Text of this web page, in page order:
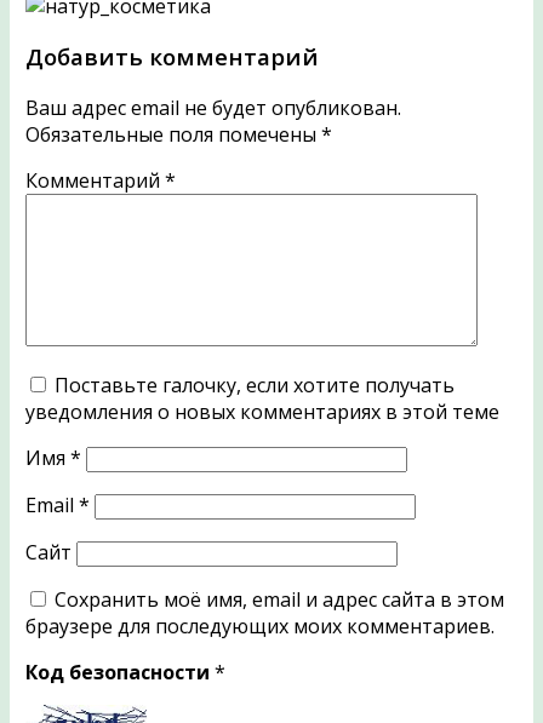
Добавить комментарий
Ваш адрес email не будет опубликован.
Обязательные поля помечены *
Комментарий *
Поставьте галочку, если хотите получать
уведомления о новых комментариях в этой теме
Имя *
Email *
Сайт
Сохранить моё имя, email и адрес сайта в этом
браузере для последующих моих комментариев.
Код безопасности *